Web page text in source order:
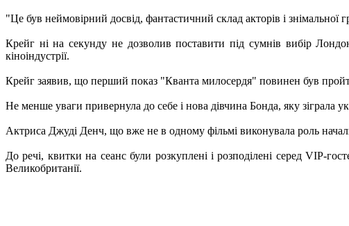
"Це був неймовірний досвід, фантастичний склад акторів і
Крейг ні на секунду не дозволив поставити під сумнів вибір
кіноіндустрії.
Крейг заявив, що перший показ "Кванта милосердя" повинен був
Не менше уваги привернула до себе і нова дівчина Бонда, яку зіграла
Актриса Джуді Денч, що вже не в одному фільмі виконувала роль
До речі, квитки на сеанс були розкуплені і розподілені серед VIP-
Великобританії.